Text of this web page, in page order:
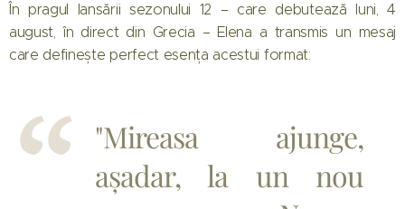
În pragul lansării sezonului 12 – care debutează luni, 4
august, în direct din Grecia – Elena a transmis un mesaj
care definește perfect esența acestui format:
"Mireasa ajunge,
așadar, la un nou